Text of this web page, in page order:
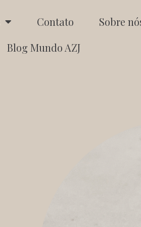
Contato
Sobre
Blog Mundo AZJ